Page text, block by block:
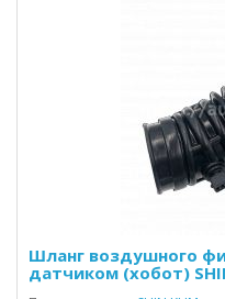
Шланг воздушного
датчиком (хобот)